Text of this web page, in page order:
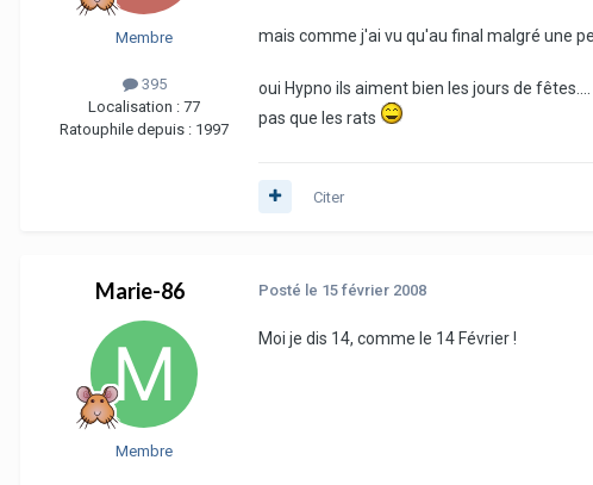
Membre
395
Localisation : 77
Ratouphile depuis : 1997
mais comme j'ai vu qu'au final malgré une
oui Hypno ils aiment bien les jours de
pas que les rats
Citer
Marie-86
Membre
Posté le 15 février 2008
Moi je dis 14, comme le 14 Février !